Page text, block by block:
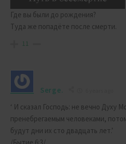
Где вы были до рождения?
Туда же попадёте после смерти.
11
Serge.
‘ И сказал Господь: не вечно Духу
пренебрегаемым человеками,
будут дни их сто двадцать лет.’